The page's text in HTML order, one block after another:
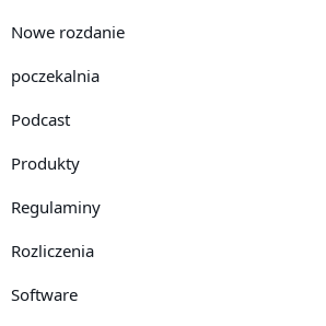
Nowe rozdanie
poczekalnia
Podcast
Produkty
Regulaminy
Rozliczenia
Software